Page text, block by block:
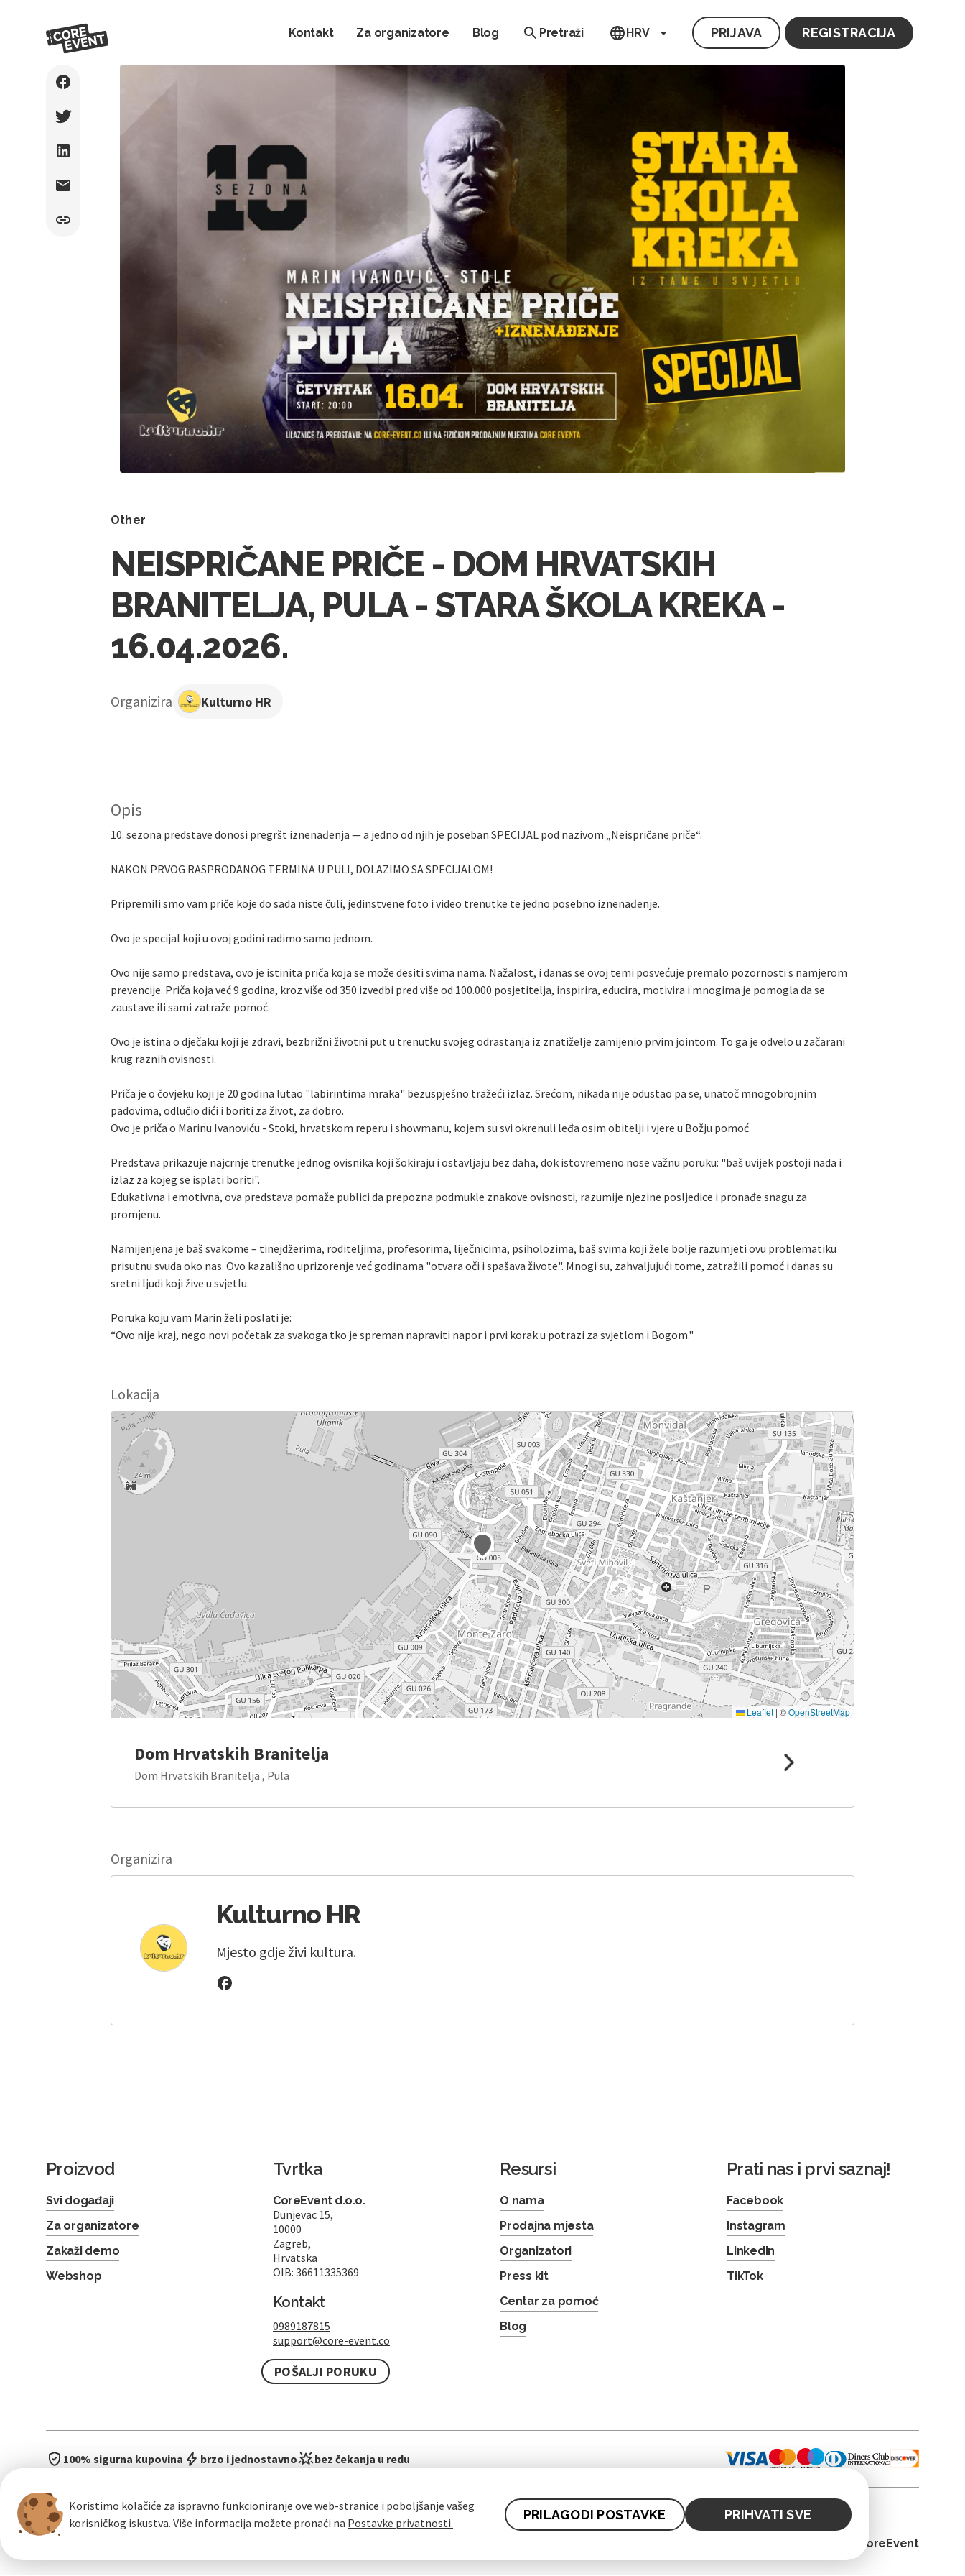
Kontakt Za organizatore Blog Pretraži HRV PRIJAVA REGISTRACIJA
Other
NEISPRIČANE PRIČE - DOM HRVATSKIH
BRANITELJA, PULA - STARA ŠKOLA KREKA -
16.04.2026.
Organizira Kulturno HR
Opis
10. sezona predstave donosi pregršt iznenađenja — a jedno od njih je poseban SPECIJAL pod nazivom „Neispričane priče“.
NAKON PRVOG RASPRODANOG TERMINA U PULI, DOLAZIMO SA SPECIJALOM!
Pripremili smo vam priče koje do sada niste čuli, jedinstvene foto i video trenutke te jedno posebno iznenađenje.
Ovo je specijal koji u ovoj godini radimo samo jednom.
Ovo nije samo predstava, ovo je istinita priča koja se može desiti svima nama. Nažalost, i danas se ovoj temi posvećuje premalo pozornosti s namjerom
prevencije. Priča koja već 9 godina, kroz više od 350 izvedbi pred više od 100.000 posjetitelja, inspirira, educira, motivira i mnogima je pomogla da se
zaustave ili sami zatraže pomoć.
Ovo je istina o dječaku koji je zdravi, bezbrižni životni put u trenutku svojeg odrastanja iz znatiželje zamijenio prvim jointom. To ga je odvelo u začarani
krug raznih ovisnosti.
Priča je o čovjeku koji je 20 godina lutao "labirintima mraka" bezuspješno tražeći izlaz. Srećom, nikada nije odustao pa se, unatoč mnogobrojnim
padovima, odlučio dići i boriti za život, za dobro.
Ovo je priča o Marinu Ivanoviću - Stoki, hrvatskom reperu i showmanu, kojem su svi okrenuli leđa osim obitelji i vjere u Božju pomoć.
Predstava prikazuje najcrnje trenutke jednog ovisnika koji šokiraju i ostavljaju bez daha, dok istovremeno nose važnu poruku: "baš uvijek postoji nada i
izlaz za kojeg se isplati boriti".
Edukativna i emotivna, ova predstava pomaže publici da prepozna podmukle znakove ovisnosti, razumije njezine posljedice i pronađe snagu za
promjenu.
Namijenjena je baš svakome – tinejdžerima, roditeljima, profesorima, liječnicima, psiholozima, baš svima koji žele bolje razumjeti ovu problematiku
prisutnu svuda oko nas. Ovo kazališno uprizorenje već godinama "otvara oči i spašava živote". Mnogi su, zahvaljujući tome, zatražili pomoć i danas su
sretni ljudi koji žive u svjetlu.
Poruka koju vam Marin želi poslati je:
“Ovo nije kraj, nego novi početak za svakoga tko je spreman napraviti napor i prvi korak u potrazi za svjetlom i Bogom."
Lokacija
Leaflet | ©OpenStreetMap
Dom Hrvatskih Branitelja
Dom Hrvatskih Branitelja , Pula
Organizira
Kulturno HR
Mjesto gdje živi kultura.
Koristimo kolačiće za ispravno funkcioniranje ove web-stranice i poboljšanje vašeg
korisničkog iskustva. Više informacija možete pronaći na Postavke privatnosti.
PRILAGODI POSTAVKE PRIHVATI SVE
Proizvod
Svi događaji
Za organizatore
Zakaži demo
Webshop
Tvrtka
CoreEvent d.o.o.
Dunjevac 15,
10000
Zagreb,
Hrvatska
OIB: 36611335369
Kontakt
0989187815
support@core-event.co
POŠALJI PORUKU
Resursi
O nama
Prodajna mjesta
Organizatori
Press kit
Centar za pomoć
Blog
Prati nas i prvi saznaj!
Facebook
Instagram
LinkedIn
TikTok
100% sigurna kupovina brzo i jednostavno bez čekanja u redu
© 2026. CoreEvent